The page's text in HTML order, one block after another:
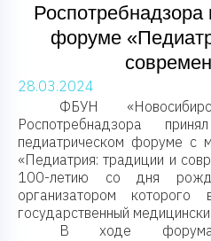
Роспотребнадзора
форуме
28.03.2024
ФБУН
Роспотребнадзора
педиатрическом форуме с
«Педиатрия: традиции и
100-летию со дня
организатором которого
государственный
В ходе